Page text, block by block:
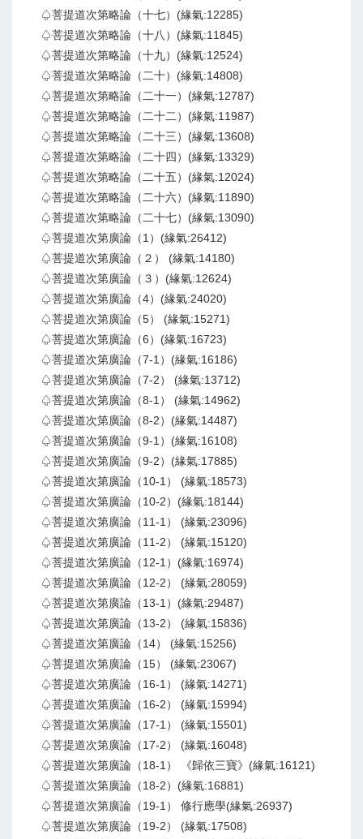
♤菩提道次第略論（十七）(緣氣:12285)
♤菩提道次第略論（十八）(緣氣:11845)
♤菩提道次第略論（十九）(緣氣:12524)
♤菩提道次第略論（二十）(緣氣:14808)
♤菩提道次第略論（二十一）(緣氣:12787)
♤菩提道次第略論（二十二）(緣氣:11987)
♤菩提道次第略論（二十三）(緣氣:13608)
♤菩提道次第略論（二十四）(緣氣:13329)
♤菩提道次第略論（二十五）(緣氣:12024)
♤菩提道次第略論（二十六）(緣氣:11890)
♤菩提道次第略論（二十七）(緣氣:13090)
♤菩提道次第廣論（1）(緣氣:26412)
♤菩提道次第廣論（２） (緣氣:14180)
♤菩提道次第廣論（３）(緣氣:12624)
♤菩提道次第廣論（4）(緣氣:24020)
♤菩提道次第廣論（5） (緣氣:15271)
♤菩提道次第廣論（6）(緣氣:16723)
♤菩提道次第廣論（7-1）(緣氣:16186)
♤菩提道次第廣論（7-2） (緣氣:13712)
♤菩提道次第廣論（8-1） (緣氣:14962)
♤菩提道次第廣論（8-2）(緣氣:14487)
♤菩提道次第廣論（9-1）(緣氣:16108)
♤菩提道次第廣論（9-2）(緣氣:17885)
♤菩提道次第廣論（10-1） (緣氣:18573)
♤菩提道次第廣論（10-2）(緣氣:18144)
♤菩提道次第廣論（11-1） (緣氣:23096)
♤菩提道次第廣論（11-2） (緣氣:15120)
♤菩提道次第廣論（12-1）(緣氣:16974)
♤菩提道次第廣論（12-2） (緣氣:28059)
♤菩提道次第廣論（13-1）(緣氣:29487)
♤菩提道次第廣論（13-2） (緣氣:15836)
♤菩提道次第廣論（14） (緣氣:15256)
♤菩提道次第廣論（15） (緣氣:23067)
♤菩提道次第廣論（16-1） (緣氣:14271)
♤菩提道次第廣論（16-2） (緣氣:15994)
♤菩提道次第廣論（17-1） (緣氣:15501)
♤菩提道次第廣論（17-2） (緣氣:16048)
♤菩提道次第廣論（18-1） 《歸依三寶》(緣氣:16121)
♤菩提道次第廣論（18-2）(緣氣:16881)
♤菩提道次第廣論（19-1） 修行應學(緣氣:26937)
♤菩提道次第廣論（19-2） (緣氣:17508)